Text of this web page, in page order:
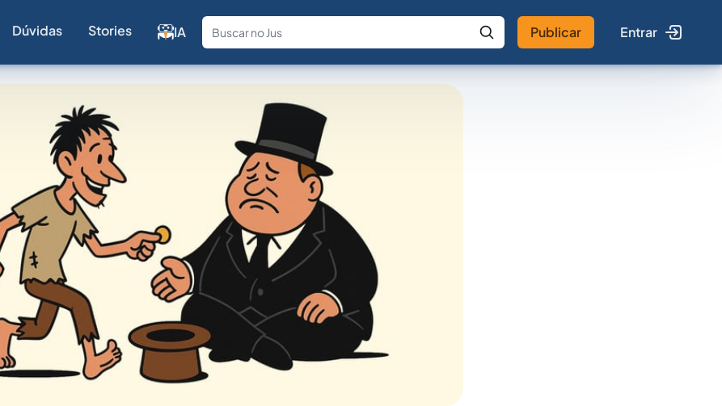
Dúvidas Stories IA
Fale com a IA Buscar no Jus
Publicar Entrar